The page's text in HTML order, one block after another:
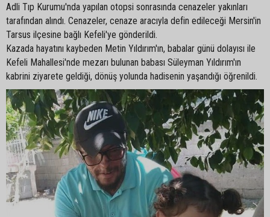
Adli Tıp Kurumu'nda yapılan otopsi sonrasında cenazeler yakınları
tarafından alındı. Cenazeler, cenaze aracıyla defin edileceği Mersin'in
Tarsus ilçesine bağlı Kefeli'ye gönderildi.
Kazada hayatını kaybeden Metin Yıldırım'ın, babalar günü dolayısı ile
Kefeli Mahallesi'nde mezarı bulunan babası Süleyman Yıldırım'ın
kabrini ziyarete geldiği, dönüş yolunda hadisenin yaşandığı öğrenildi.